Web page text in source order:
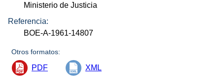
Ministerio de Justicia
Referencia:
BOE-A-1961-14807
Otros formatos:
PDF XML